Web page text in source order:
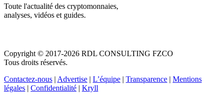
Toute l'actualité des cryptomonnaies,
analyses, vidéos et guides.
Copyright © 2017-2026 RDL CONSULTING FZCO
Tous droits réservés.
Contactez-nous | Advertise | L’équipe | Transparence | Mentions
légales | Confidentialité | Kryll